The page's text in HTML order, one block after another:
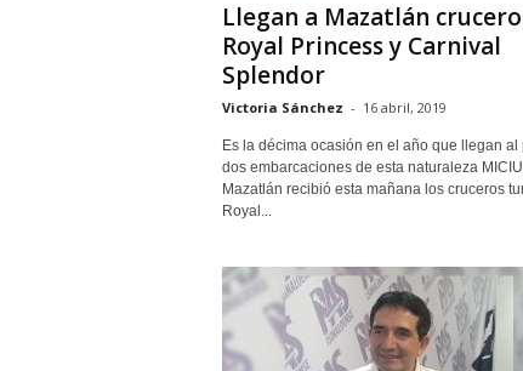
Llegan a Mazatlán
Royal Princess y Carnival
Splendor
Victoria Sánchez - 16 abril, 2019
Es la décima ocasión en el año que llegan al
dos embarcaciones de esta naturaleza
Mazatlán recibió esta mañana los cruceros
Royal...